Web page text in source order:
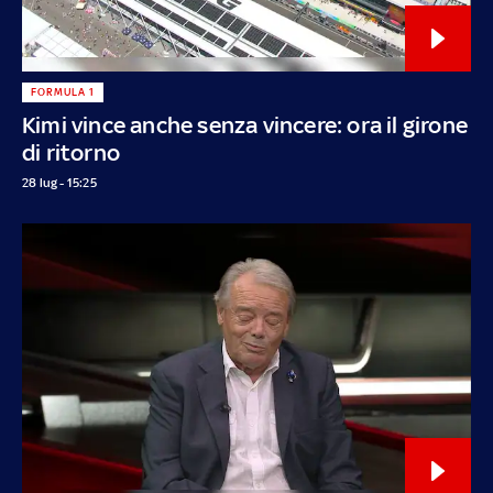
Kimi vince anche senza vincere: ora il girone
di ritorno
FORMULA 1
28 lug - 15:25